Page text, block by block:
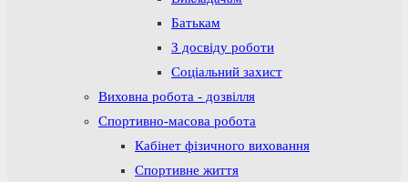
Батькам
З досвіду роботи
Соціальний захист
Виховна робота - дозвілля
Спортивно-масова робота
Кабінет фізичного виховання
Спортивне життя